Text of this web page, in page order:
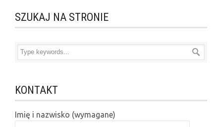
SZUKAJ NA STRONIE
KONTAKT
Imię i nazwisko (wymagane)